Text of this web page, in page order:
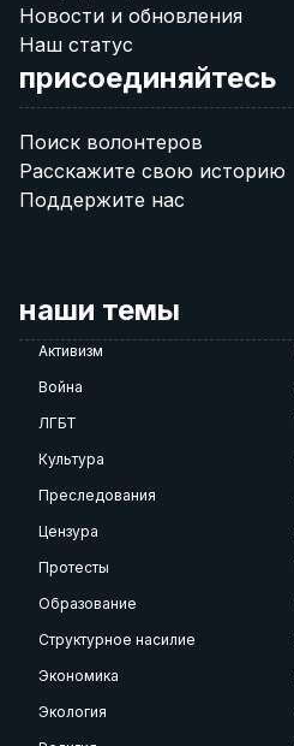
Новости и обновления
Наш статус
присоединяйтесь
Поиск волонтеров
Расскажите свою историю
Поддержите нас
наши темы
Активизм
Война
ЛГБТ
Культура
Преследования
Цензура
Протесты
Образование
Структурное насилие
Экономика
Экология